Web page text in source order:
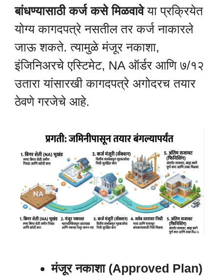
बांधण्यासाठी कर्ज कसे मिळवावेया प्रक्रियेत
योग्य कागदपत्रे नसतील तर कर्ज नाकारले
जाऊ शकते. त्यामुळे मंजूर नकाशा,
इंजिनिअरचे एस्टिमेट, NA ऑर्डर आणि ७/१२
उतारा यांसारखी कागदपत्रे अगोदरच तयार
ठेवणे गरजेचे आहे.
मंजूर नकाशा (Approved Plan)